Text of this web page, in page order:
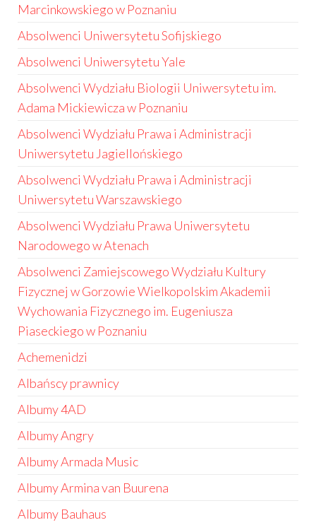
Marcinkowskiego w Poznaniu
Absolwenci Uniwersytetu Sofijskiego
Absolwenci Uniwersytetu Yale
Absolwenci Wydziału Biologii Uniwersytetu im.
Adama Mickiewicza w Poznaniu
Absolwenci Wydziału Prawa i Administracji
Uniwersytetu Jagiellońskiego
Absolwenci Wydziału Prawa i Administracji
Uniwersytetu Warszawskiego
Absolwenci Wydziału Prawa Uniwersytetu
Narodowego w Atenach
Absolwenci Zamiejscowego Wydziału Kultury
Fizycznej w Gorzowie Wielkopolskim Akademii
Wychowania Fizycznego im. Eugeniusza
Piaseckiego w Poznaniu
Achemenidzi
Albańscy prawnicy
Albumy 4AD
Albumy Angry
Albumy Armada Music
Albumy Armina van Buurena
Albumy Bauhaus